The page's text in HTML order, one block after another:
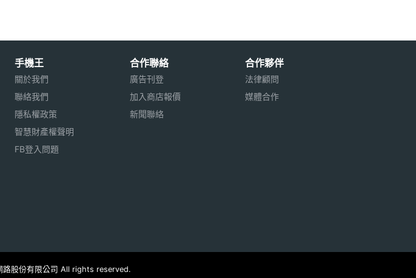
手機王
關於我們
聯絡我們
隱私權政策
智慧財產權聲明
FB登入問題
合作聯絡
廣告刊登
加入商店報價
新聞聯絡
合作夥伴
法律顧問
媒體合作
股份有限公司 All rights reserved.